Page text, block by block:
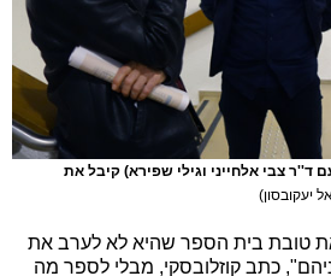
ד''ר צבי אלחייני וגילי שפירא) קיבל את
יעקובסון)
טובת בית הספר שהיא לא לערב את
כתב קוזלובסקי, מבלי לספר מה